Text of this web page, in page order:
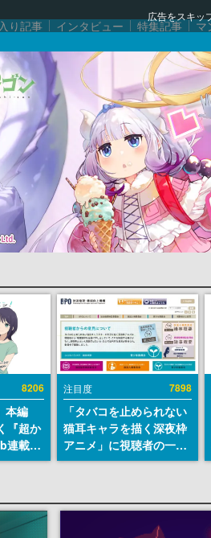
広告をスキッ
り記事 インタビュー 特集記事 マ
8206
本編
『超か
連載決
ンガレ
ッ
載ス
には…
注目度 7898
「タバコを止められない
猫耳キャラを描く深夜枠
アニメ」に視聴者の一部
から批判意見。違法薬物
す